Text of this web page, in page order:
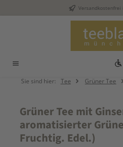
Zum Hauptinhalt springenVersandkostenfrei
Sie sind hier: Tee Grüner Tee
Grüner Tee mit
aromatisierter
Fruchtig. Edel.)